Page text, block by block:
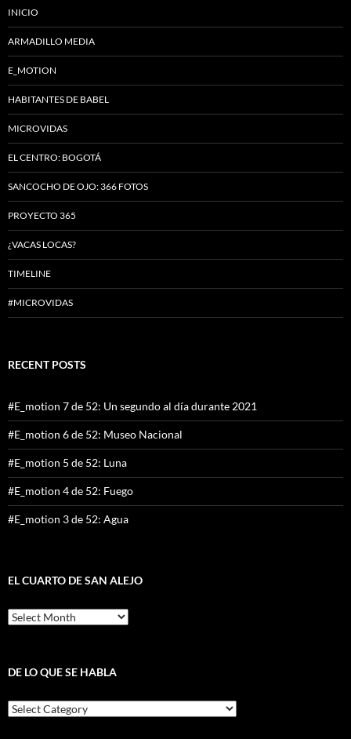
INICIO
ARMADILLO MEDIA
E_MOTION
HABITANTES DE BABEL
MICROVIDAS
EL CENTRO: BOGOTÁ
SANCOCHO DE OJO: 366 FOTOS
PROYECTO 365
¿VACAS LOCAS?
TIMELINE
#MICROVIDAS
RECENT POSTS
#E_motion 7 de 52: Un segundo al día durante 2021
#E_motion 6 de 52: Museo Nacional
#E_motion 5 de 52: Luna
#E_motion 4 de 52: Fuego
#E_motion 3 de 52: Agua
EL CUARTO DE SAN ALEJO
El
cuarto
Alejo
DE LO QUE SE HABLA
De
lo